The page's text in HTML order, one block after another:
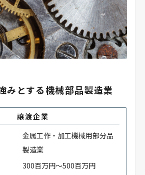
みとする機械部品製造業
譲渡企業
金属工作・加工機械用部分品
製造業
300百万円～500百万円